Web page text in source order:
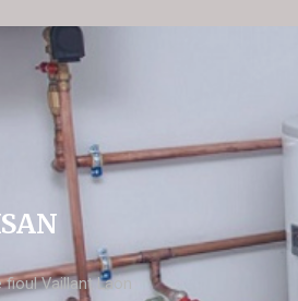
fioul Vaillant Laon